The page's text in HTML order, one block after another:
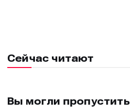
Сейчас читают
Вы могли пропустить